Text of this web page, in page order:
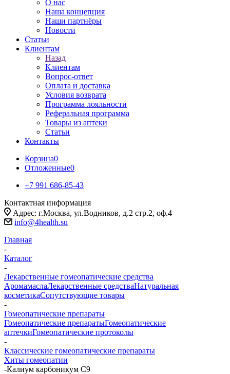
О нас
Наша концепция
Наши партнёры
Новости
Статьи
Клиентам
Назад
Клиентам
Вопрос-ответ
Оплата и доставка
Условия возврата
Программа лояльности
Реферальная программа
Товары из аптеки
Статьи
Контакты
Корзина0
Отложенные0
+7 991 686-85-43
Контактная информация
Адрес: г.Москва, ул.Водников, д.2 стр.2, оф.4
info@4health.su
Главная
-
Каталог
-
Лекарственные гомеопатические средства
АромамаслаЛекарственные средстваНатуральная
косметикаСопутствующие товары
-
Гомеопатические препараты
Гомеопатические препаратыГомеопатические
аптечкиГомеопатические протоколы
-
Классические гомеопатические препараты
Хиты гомеопатии
-Калиум карбоникум С9